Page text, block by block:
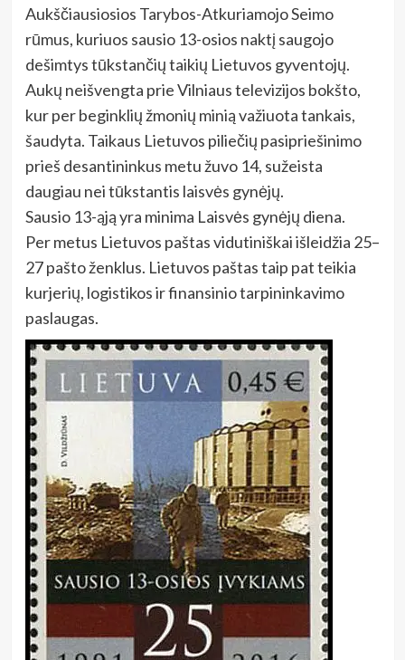
Aukščiausiosios Tarybos-Atkuriamojo Seimo
rūmus, kuriuos sausio 13-osios naktį saugojo
dešimtys tūkstančių taikių Lietuvos gyventojų.
Aukų neišvengta prie Vilniaus televizijos bokšto,
kur per beginklių žmonių minią važiuota tankais,
šaudyta. Taikaus Lietuvos piliečių pasipriešinimo
prieš desantininkus metu žuvo 14, sužeista
daugiau nei tūkstantis laisvės gynėjų.
Sausio 13-ąją yra minima Laisvės gynėjų diena.
Per metus Lietuvos paštas vidutiniškai išleidžia 25–
27 pašto ženklus. Lietuvos paštas taip pat teikia
kurjerių, logistikos ir finansinio tarpininkavimo
paslaugas.